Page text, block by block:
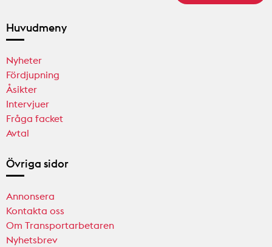
Huvudmeny
Nyheter
Fördjupning
Åsikter
Intervjuer
Fråga facket
Avtal
Övriga sidor
Annonsera
Kontakta oss
Om Transportarbetaren
Nyhetsbrev